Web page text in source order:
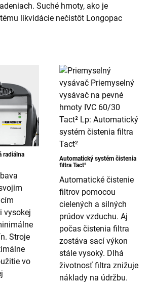
Suché hmoty, ako je
likvidácie nečistôt Longopac
radiálna
vysokej
Stroje
vo
Automatický systém čistenia
filtra Tact²
Automatické čistenie
filtrov pomocou
cielených a silných
prúdov vzduchu. Aj
počas čistenia filtra
zostáva sací výkon
stále vysoký. Dlhá
životnosť filtra znižuje
náklady na údržbu.